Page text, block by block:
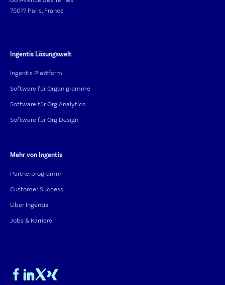
75017 Paris, France
Ingentis Lösungswelt
Ingentis Plattform
Software für Organigramme
Software für Org Analytics
Software für Org Design
Mehr von Ingentis
Partnerprogramm
Customer Success
Über Ingentis
Jobs & Karriere